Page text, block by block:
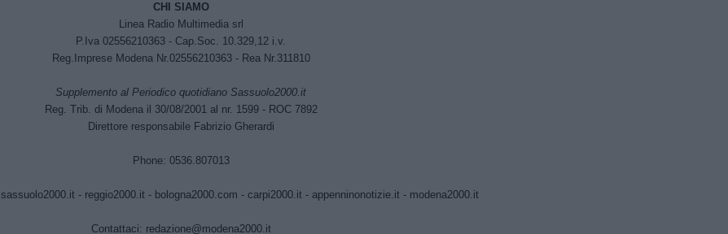
CHI SIAMO
Linea Radio Multimedia srl
P.Iva 02556210363 - Cap.Soc. 10.329,12 i.v.
Reg.Imprese Modena Nr.02556210363 - Rea Nr.311810
Supplemento al Periodico quotidiano Sassuolo2000.it
Reg. Trib. di Modena il 30/08/2001 al nr. 1599 - ROC 7892
Direttore responsabile Fabrizio Gherardi
Phone: 0536.807013
sassuolo2000.it- reggio2000.it - bologna2000.com - carpi2000.it- appenninonotizie.it- modena2000.it
Contattaci: redazione@modena2000.it